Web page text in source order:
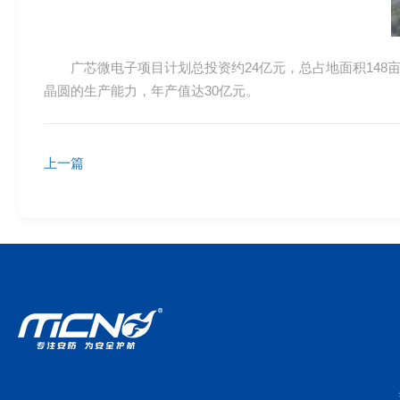
广芯微电子项目计划总投资约24亿元，总占地面积148
晶圆的生产能力，年产值达30亿元。
上一篇